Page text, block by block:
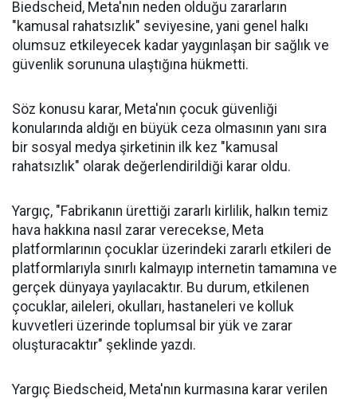
Biedscheid, Meta'nın neden olduğu zararların
"kamusal rahatsızlık" seviyesine, yani genel halkı
olumsuz etkileyecek kadar yaygınlaşan bir sağlık ve
güvenlik sorununa ulaştığına hükmetti.
Söz konusu karar, Meta'nın çocuk güvenliği
konularında aldığı en büyük ceza olmasının yanı sıra
bir sosyal medya şirketinin ilk kez "kamusal
rahatsızlık" olarak değerlendirildiği karar oldu.
Yargıç, "Fabrikanın ürettiği zararlı kirlilik, halkın temiz
hava hakkına nasıl zarar verecekse, Meta
platformlarının çocuklar üzerindeki zararlı etkileri de
platformlarıyla sınırlı kalmayıp internetin tamamına ve
gerçek dünyaya yayılacaktır. Bu durum, etkilenen
çocuklar, aileleri, okulları, hastaneleri ve kolluk
kuvvetleri üzerinde toplumsal bir yük ve zarar
oluşturacaktır" şeklinde yazdı.
Yargıç Biedscheid, Meta'nın kurmasına karar verilen